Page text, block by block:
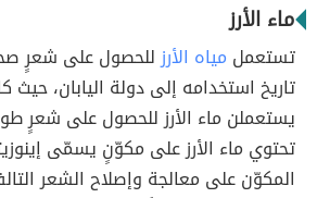
ماء الأرز
تستعمل مياه الأرزللحصول على شعرٍ
تاريخ استخدامه إلى دولة اليابان، حيث
يستعملن ماء الأرز للحصول على شعرٍ
تحتوي ماء الأرز على مكوّنٍ يسمّى
المكوّن على معالجة وإصلاح الشعر